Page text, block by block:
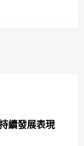
續發展表現